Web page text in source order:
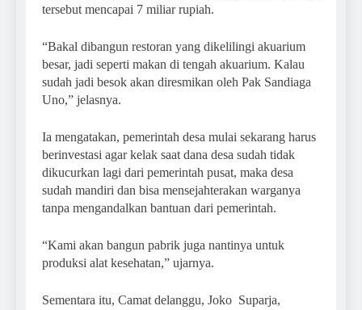
tersebut mencapai 7 miliar rupiah.
“Bakal dibangun restoran yang dikelilingi akuarium
besar, jadi seperti makan di tengah akuarium. Kalau
sudah jadi besok akan diresmikan oleh Pak Sandiaga
Uno,” jelasnya.
Ia mengatakan, pemerintah desa mulai sekarang harus
berinvestasi agar kelak saat dana desa sudah tidak
dikucurkan lagi dari pemerintah pusat, maka desa
sudah mandiri dan bisa mensejahterakan warganya
tanpa mengandalkan bantuan dari pemerintah.
“Kami akan bangun pabrik juga nantinya untuk
produksi alat kesehatan,” ujarnya.
Sementara itu, Camat delanggu, Joko Suparja,